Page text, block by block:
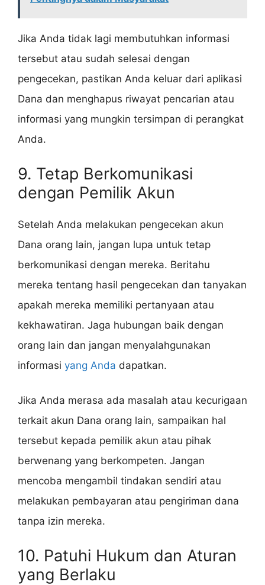
Jika Anda tidak lagi membutuhkan informasi
tersebut atau sudah selesai dengan
pengecekan, pastikan Anda keluar dari aplikasi
Dana dan menghapus riwayat pencarian atau
informasi yang mungkin tersimpan di perangkat
Anda.
9. Tetap Berkomunikasi
dengan Pemilik Akun
Setelah Anda melakukan pengecekan akun
Dana orang lain, jangan lupa untuk tetap
berkomunikasi dengan mereka. Beritahu
mereka tentang hasil pengecekan dan tanyakan
apakah mereka memiliki pertanyaan atau
kekhawatiran. Jaga hubungan baik dengan
orang lain dan jangan menyalahgunakan
informasi yang Anda dapatkan.
Jika Anda merasa ada masalah atau kecurigaan
terkait akun Dana orang lain, sampaikan hal
tersebut kepada pemilik akun atau pihak
berwenang yang berkompeten. Jangan
mencoba mengambil tindakan sendiri atau
melakukan pembayaran atau pengiriman dana
tanpa izin mereka.
10. Patuhi Hukum dan Aturan
yang Berlaku